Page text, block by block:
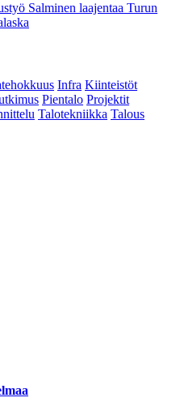
Salminen laajentaa Turun
Infra Kiinteistöt
Pientalo Projektit
Talotekniikka Talous